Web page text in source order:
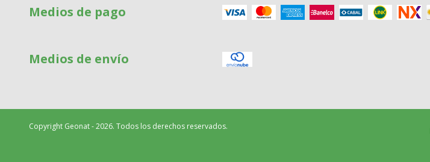
Medios de pago
Medios de envío
Copyright Geonat - 2026. Todos los derechos reservados.